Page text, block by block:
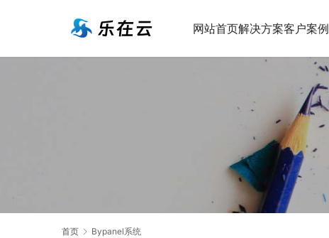
网站首页解决方案客户案例
首页 Bypanel系统